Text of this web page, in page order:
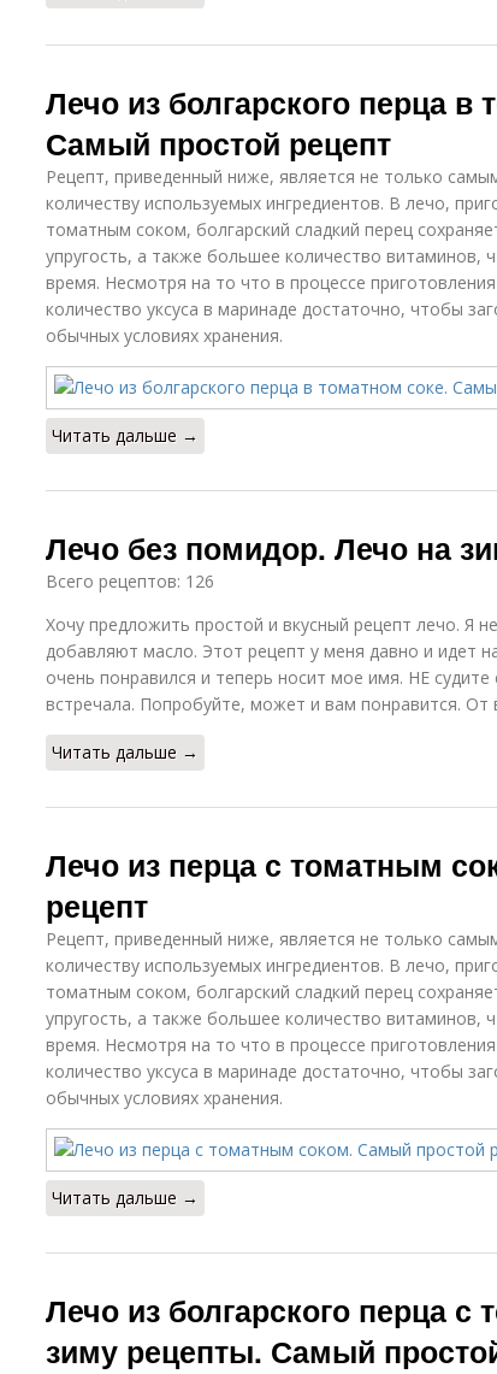
Лечо из болгарского перца в
Самый простой рецепт
Рецепт, приведенный ниже, является не только
количеству используемых ингредиентов. В лечо,
томатным соком, болгарский сладкий перец
упругость, а также большее количество витаминов,
время. Несмотря на то что в процессе
количество уксуса в маринаде достаточно, чтобы
обычных условиях хранения.
Читать дальше →
Лечо без помидор. Лечо на
Всего рецептов: 126
Хочу предложить простой и вкусный рецепт лечо. Я
добавляют масло. Этот рецепт у меня давно и идет
очень понравился и теперь носит мое имя. НЕ
встречала. Попробуйте, может и вам понравится. От
Читать дальше →
Лечо из перца с томатным
рецепт
Рецепт, приведенный ниже, является не только
количеству используемых ингредиентов. В лечо,
томатным соком, болгарский сладкий перец
упругость, а также большее количество витаминов,
время. Несмотря на то что в процессе
количество уксуса в маринаде достаточно, чтобы
обычных условиях хранения.
Читать дальше →
Лечо из болгарского перца
зиму рецепты. Самый